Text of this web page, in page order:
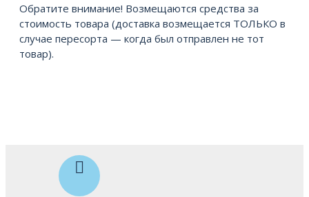
Обратите внимание! Возмещаются средства за
стоимость товара (доставка возмещается ТОЛЬКО в
случае пересорта — когда был отправлен не тот
товар).